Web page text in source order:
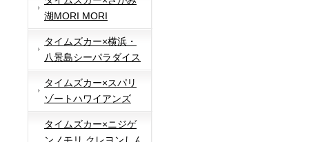
湖MORI MORI
タイムズカー×横浜・
八景島シーパラダイス
タイムズカー×スパリ
ゾートハワイアンズ
タイムズカー×ニジゲ